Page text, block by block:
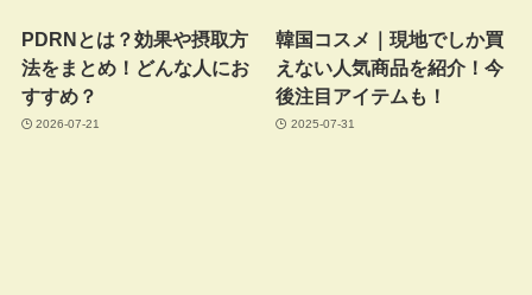
PDRNとは？効果や摂取方
法をまとめ！どんな人にお
すすめ？
2026-07-21
韓国コスメ｜現地でしか買
えない人気商品を紹介！今
後注目アイテムも！
2025-07-31